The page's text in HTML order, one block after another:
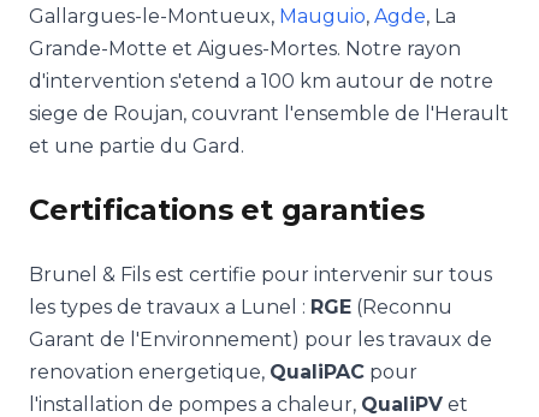
Gallargues-le-Montueux, Mauguio, Agde, La
Grande-Motte et Aigues-Mortes. Notre rayon
d'intervention s'etend a 100 km autour de notre
siege de Roujan, couvrant l'ensemble de l'Herault
et une partie du Gard.
Certifications et garanties
Brunel & Fils est certifie pour intervenir sur tous
les types de travaux a Lunel : RGE (Reconnu
Garant de l'Environnement) pour les travaux de
renovation energetique, QualiPAC pour
l'installation de pompes a chaleur, QualiPV et